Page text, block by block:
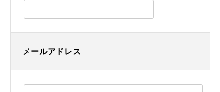
メールアドレス